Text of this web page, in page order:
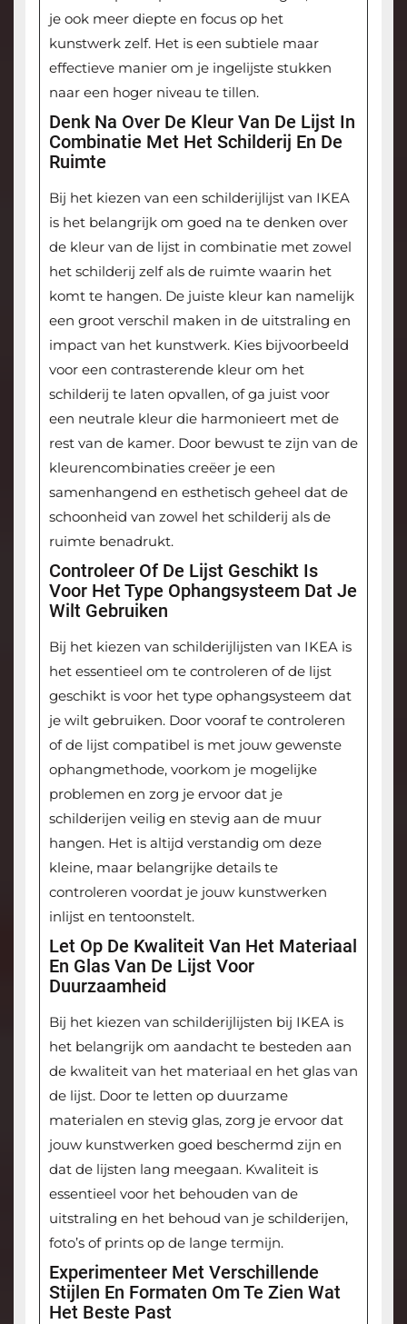
je ook meer diepte en focus op het
kunstwerk zelf. Het is een subtiele maar
effectieve manier om je ingelijste stukken
naar een hoger niveau te tillen.
Denk Na Over De Kleur Van De Lijst In
Combinatie Met Het Schilderij En De
Ruimte
Bij het kiezen van een schilderijlijst van IKEA
is het belangrijk om goed na te denken over
de kleur van de lijst in combinatie met zowel
het schilderij zelf als de ruimte waarin het
komt te hangen. De juiste kleur kan namelijk
een groot verschil maken in de uitstraling en
impact van het kunstwerk. Kies bijvoorbeeld
voor een contrasterende kleur om het
schilderij te laten opvallen, of ga juist voor
een neutrale kleur die harmonieert met de
rest van de kamer. Door bewust te zijn van de
kleurencombinaties creëer je een
samenhangend en esthetisch geheel dat de
schoonheid van zowel het schilderij als de
ruimte benadrukt.
Controleer Of De Lijst Geschikt Is
Voor Het Type Ophangsysteem Dat Je
Wilt Gebruiken
Bij het kiezen van schilderijlijsten van IKEA is
het essentieel om te controleren of de lijst
geschikt is voor het type ophangsysteem dat
je wilt gebruiken. Door vooraf te controleren
of de lijst compatibel is met jouw gewenste
ophangmethode, voorkom je mogelijke
problemen en zorg je ervoor dat je
schilderijen veilig en stevig aan de muur
hangen. Het is altijd verstandig om deze
kleine, maar belangrijke details te
controleren voordat je jouw kunstwerken
inlijst en tentoonstelt.
Let Op De Kwaliteit Van Het Materiaal
En Glas Van De Lijst Voor
Duurzaamheid
Bij het kiezen van schilderijlijsten bij IKEA is
het belangrijk om aandacht te besteden aan
de kwaliteit van het materiaal en het glas van
de lijst. Door te letten op duurzame
materialen en stevig glas, zorg je ervoor dat
jouw kunstwerken goed beschermd zijn en
dat de lijsten lang meegaan. Kwaliteit is
essentieel voor het behouden van de
uitstraling en het behoud van je schilderijen,
foto’s of prints op de lange termijn.
Experimenteer Met Verschillende
Stijlen En Formaten Om Te Zien Wat
Het Beste Past